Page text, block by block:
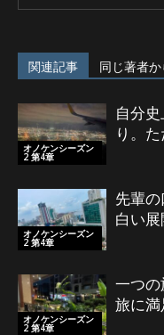
関連記事 同じ著者か
オノケンシーズン
2 第4章
自分
り。
オノケンシーズン
2 第4章
先輩
白い
オノケンシーズン
2 第4章
一つの
旅に満